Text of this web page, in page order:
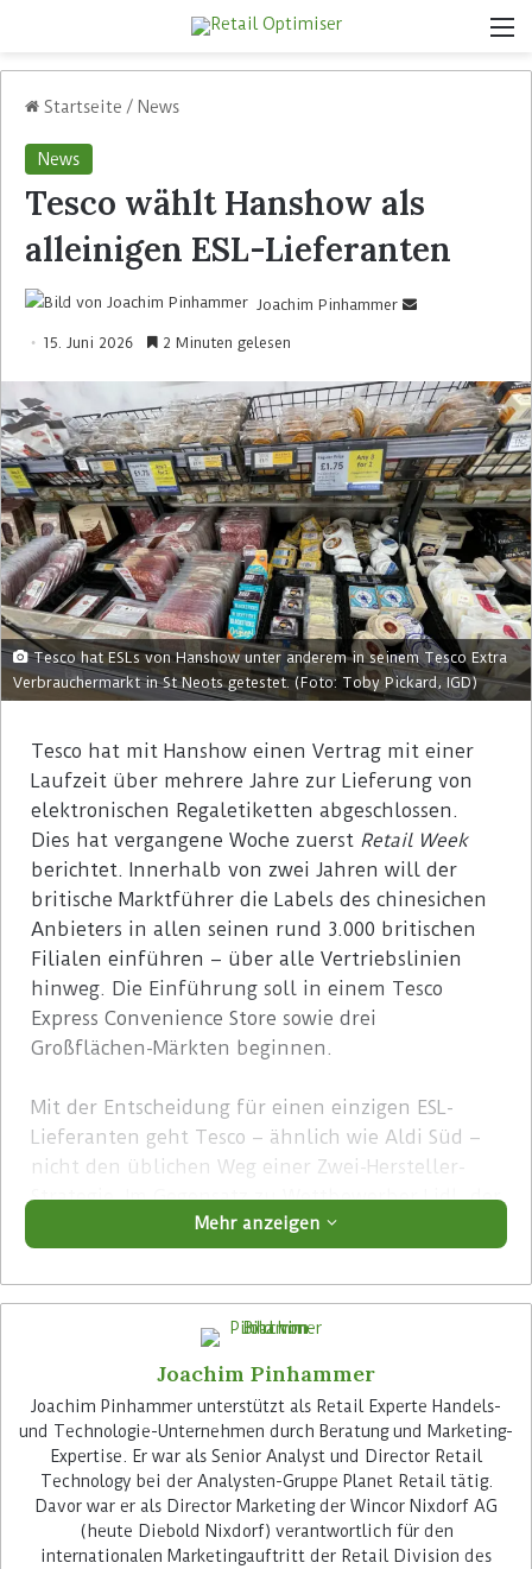
Startseite / News
News
Tesco wählt Hanshow als
alleinigen ESL-Lieferanten
Joachim Pinhammer
15. Juni 2026 2 Minuten gelesen
Tesco hat ESLs von Hanshow unter anderem in seinem Tesco Extra
Verbrauchermarkt in St Neots getestet. (Foto: Toby Pickard, IGD)
Tesco hat mit Hanshow einen Vertrag mit einer
Laufzeit über mehrere Jahre zur Lieferung von
elektronischen Regaletiketten abgeschlossen.
Dies hat vergangene Woche zuerst Retail Week
berichtet. Innerhalb von zwei Jahren will der
britische Marktführer die Labels des chinesichen
Anbieters in allen seinen rund 3.000 britischen
Filialen einführen – über alle Vertriebslinien
hinweg. Die Einführung soll in einem Tesco
Express Convenience Store sowie drei
Großflächen-Märkten beginnen.
Mit der Entscheidung für einen einzigen ESL-
Lieferanten geht Tesco – ähnlich wie Aldi Süd –
nicht den üblichen Weg einer Zwei-Hersteller-
Strategie. Im Gegensatz zu Wettbewerber Lidl, der
sich für Labels von SoluM sowie von Vusion
entschieden hat, hatte Aldi Süd Hanshow
ebenfalls als exklusiven ESL-Lieferanten gewählt.
berichtete.
Abhängigkeit von einem einzigen Hersteller
Risiken, sowohl hinsichtlich möglicher
Preisentwicklungen als auch bei eventuellen
Liefer-Engpässen.
Advertisement
Mehr anzeigen
Joachim Pinhammer
Joachim Pinhammer unterstützt als Retail Experte Handels-
und Technologie-Unternehmen durch Beratung und Marketing-
Expertise. Er war als Senior Analyst und Director Retail
Technology bei der Analysten-Gruppe Planet Retail tätig.
Davor war er als Director Marketing der Wincor Nixdorf AG
(heute Diebold Nixdorf) verantwortlich für den
internationalen Marketingauftritt der Retail Division des